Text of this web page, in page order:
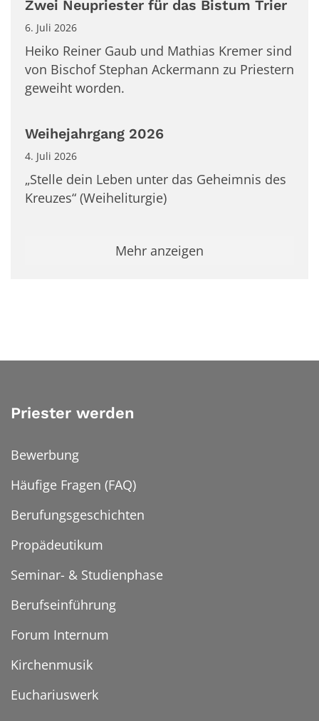
Zwei Neupriester für das Bistum Trier
6. Juli 2026
Heiko Reiner Gaub und Mathias Kremer sind
von Bischof Stephan Ackermann zu Priestern
geweiht worden.
Weihejahrgang 2026
4. Juli 2026
„Stelle dein Leben unter das Geheimnis des
Kreuzes“ (Weiheliturgie)
Mehr anzeigen
Priester werden
Bewerbung
Häufige Fragen (FAQ)
Berufungsgeschichten
Propädeutikum
Seminar- & Studienphase
Berufseinführung
Forum Internum
Kirchenmusik
Euchariuswerk